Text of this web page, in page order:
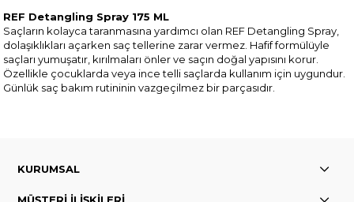
REF Detangling Spray 175 ML
Saçların kolayca taranmasına yardımcı olan REF Detangling Spray,
dolaşıklıkları açarken saç tellerine zarar vermez. Hafif formülüyle
saçları yumuşatır, kırılmaları önler ve saçın doğal yapısını korur.
Özellikle çocuklarda veya ince telli saçlarda kullanım için uygundur.
Günlük saç bakım rutininin vazgeçilmez bir parçasıdır.
KURUMSAL